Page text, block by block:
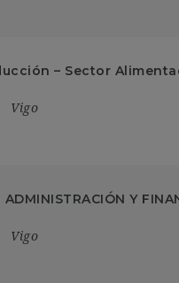
– Sector
Vigo
ADMINISTRACIÓN Y
Vigo